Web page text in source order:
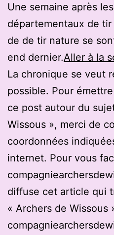
Une semaine après
départementaux de
de de tir nature se
end dernier.Aller à la
La chronique se veut
possible. Pour
ce post autour du
Wissous », merci de
coordonnées
internet. Pour vous
diffuse cet article qui
« Archers de Wissous